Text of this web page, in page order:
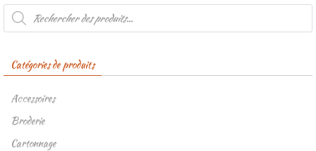
Recherche
produits
Catégories de produits
Accessoires
Broderie
Cartonnage